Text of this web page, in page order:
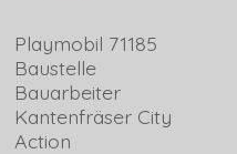
Playmobil 71185
Baustelle
Bauarbeiter
Kantenfräser City
Action